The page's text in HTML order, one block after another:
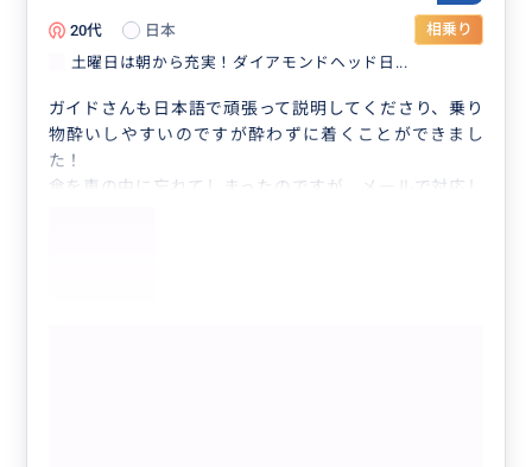
20代 日本
相乗り
土曜日は朝から充実！ダイアモンドヘッド日...
ガイドさんも日本語で頑張って説明してくださり、乗り
物酔いしやすいのですが酔わずに着くことができまし
た！
傘を車の中に忘れてしまったのですが、メールで対応し